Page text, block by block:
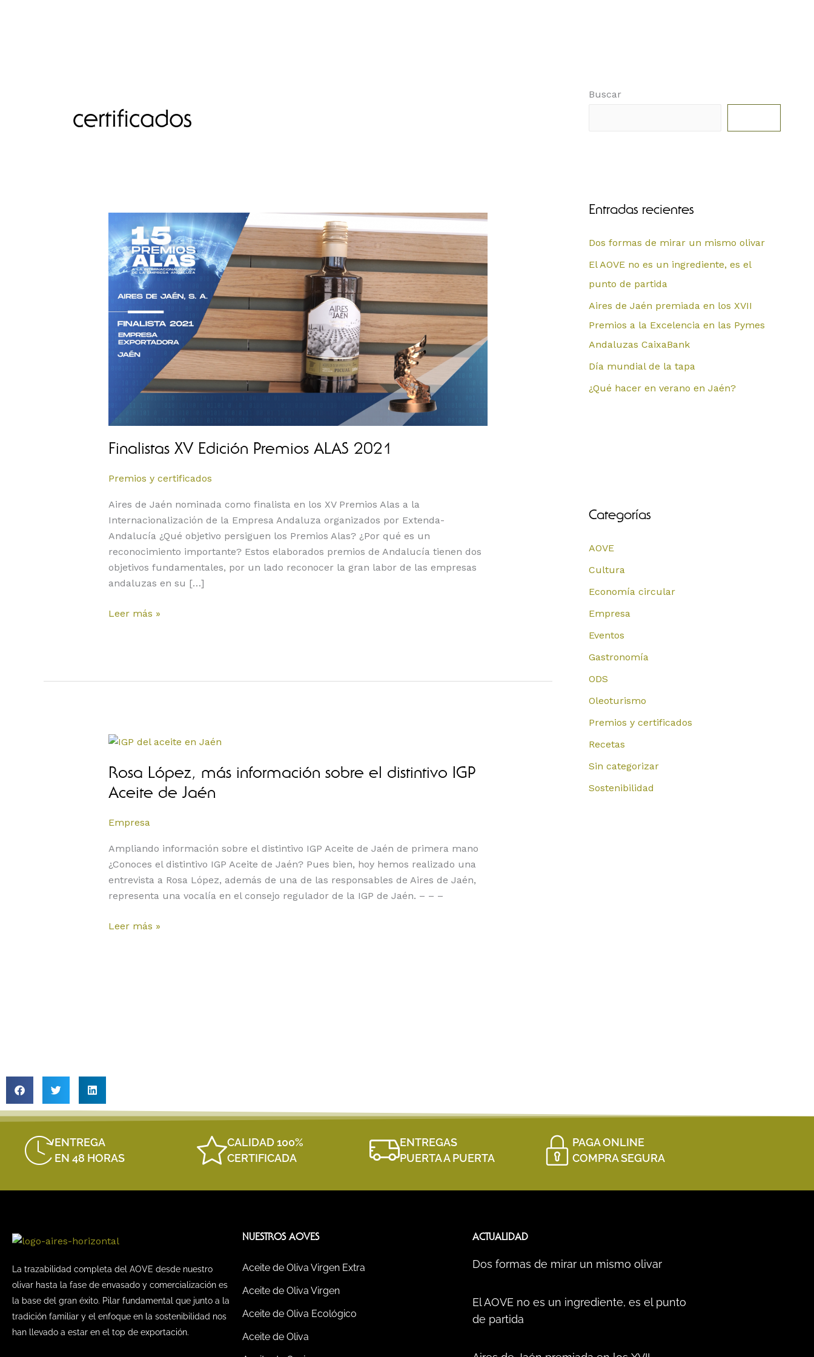
certificados
Finalistas XV Edición Premios ALAS 2021
Premios y certificados
Aires de Jaén nominada como finalista en los XV Premios Alas a la
Internacionalización de la Empresa Andaluza organizados por Extenda-
Andalucía ¿Qué objetivo persiguen los Premios Alas? ¿Por qué es un
reconocimiento importante? Estos elaborados premios de Andalucía tienen dos
objetivos fundamentales, por un lado reconocer la gran labor de las empresas
andaluzas en su […]
XV
Edición
Premios
2021
Leer más »
Rosa López, más información sobre el distintivo IGP
Aceite de Jaén
Empresa
Ampliando información sobre el distintivo IGP Aceite de Jaén de primera mano
¿Conoces el distintivo IGP Aceite de Jaén? Pues bien, hoy hemos realizado una
entrevista a Rosa López, además de una de las responsables de Aires de Jaén,
representa una vocalía en el consejo regulador de la IGP de Jaén. – – –
Rosa
más
información
el
IGP
Aceite
de
Jaén
Leer más »
Buscar
Entradas recientes
Dos formas de mirar un mismo olivar
El AOVE no es un ingrediente, es el
punto de partida
Aires de Jaén premiada en los XVII
Premios a la Excelencia en las Pymes
Andaluzas CaixaBank
Día mundial de la tapa
¿Qué hacer en verano en Jaén?
Categorías
AOVE
Cultura
Economía circular
Empresa
Eventos
Gastronomía
ODS
Oleoturismo
Premios y certificados
Recetas
Sin categorizar
Sostenibilidad
ENTREGA
EN 48 HORAS
CALIDAD 100%
CERTIFICADA
ENTREGAS
PUERTA A PUERTA
PAGA ONLINE
COMPRA SEGURA
La trazabilidad completa del AOVE desde nuestro
olivar hasta la fase de envasado y comercialización es
la base del gran éxito. Pilar fundamental que junto a la
tradición familiar y el enfoque en la sostenibilidad nos
han llevado a estar en el top de exportación.
NUESTROS AOVES
Aceite de Oliva Virgen Extra
Aceite de Oliva Virgen
Aceite de Oliva Ecológico
Aceite de Oliva
ACTUALIDAD
Dos formas de mirar un mismo olivar
El AOVE no es un ingrediente, es el punto
de partida